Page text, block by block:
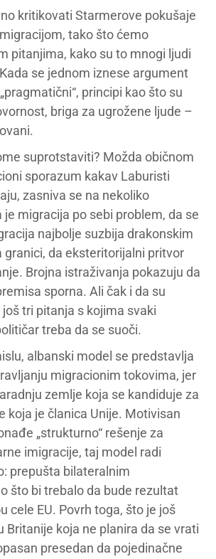
kritikovati Starmerove pokušaje
tako što ćemo
pitanjima, kako su to mnogi ljudi
se jednom iznese argument
principi kao što su
briga za ugrožene ljude –
suprotstaviti? Možda običnom
sporazum kakav Laburisti
zasniva se na nekoliko
je migracija po sebi problem, da se
najbolje suzbija drakonskim
granici, da eksteritorijalni pritvor
Brojna istraživanja pokazuju da
sporna. Ali čak i da su
tri pitanja s kojima svaki
treba da se suoči.
albanski model se predstavlja
migracionim tokovima, jer
zemlje koja se kandiduje za
koja je članica Unije. Motivisan
„strukturno“ rešenje za
imigracije, taj model radi
prepušta bilateralnim
što bi trebalo da bude rezultat
cele EU. Povrh toga, što je još
Britanije koja ne planira da se vrati
presedan da pojedinačne